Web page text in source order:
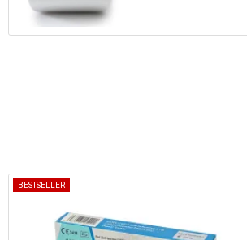
BESTSELLER